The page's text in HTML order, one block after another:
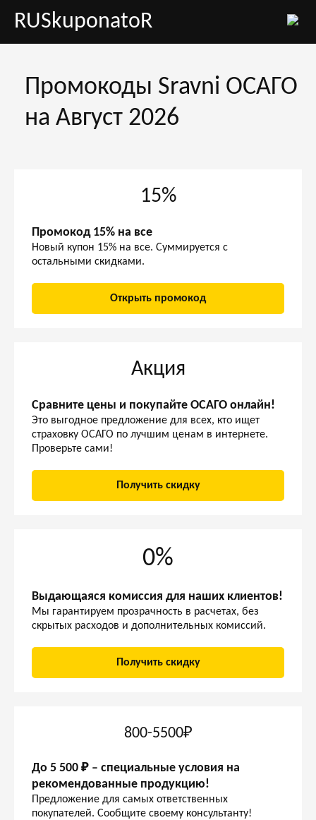
RUSkuponatoR
Промокоды Sravni ОСАГО
на Август 2026
15%
Промокод 15% на все
Новый купон 15% на все. Суммируется с
остальными скидками.
Открыть промокод
Акция
Сравните цены и покупайте ОСАГО онлайн!
Это выгодное предложение для всех, кто ищет
страховку ОСАГО по лучшим ценам в интернете.
Проверьте сами!
Получить скидку
0%
Выдающаяся комиссия для наших клиентов!
Мы гарантируем прозрачность в расчетах, без
скрытых расходов и дополнительных комиссий.
Получить скидку
800-5500₽
До 5 500 ₽ – специальные условия на
рекомендованные продукцию!
Предложение для самых ответственных
покупателей. Сообщите своему консультанту!